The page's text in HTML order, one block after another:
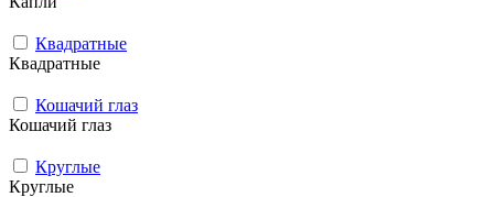
Квадратные
Квадратные
Кошачий глаз
Кошачий глаз
Круглые
Круглые